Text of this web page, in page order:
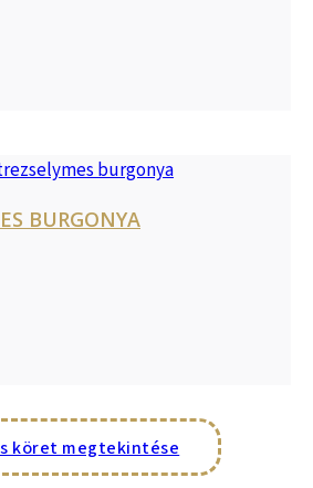
BURGONYA
köret megtekintése